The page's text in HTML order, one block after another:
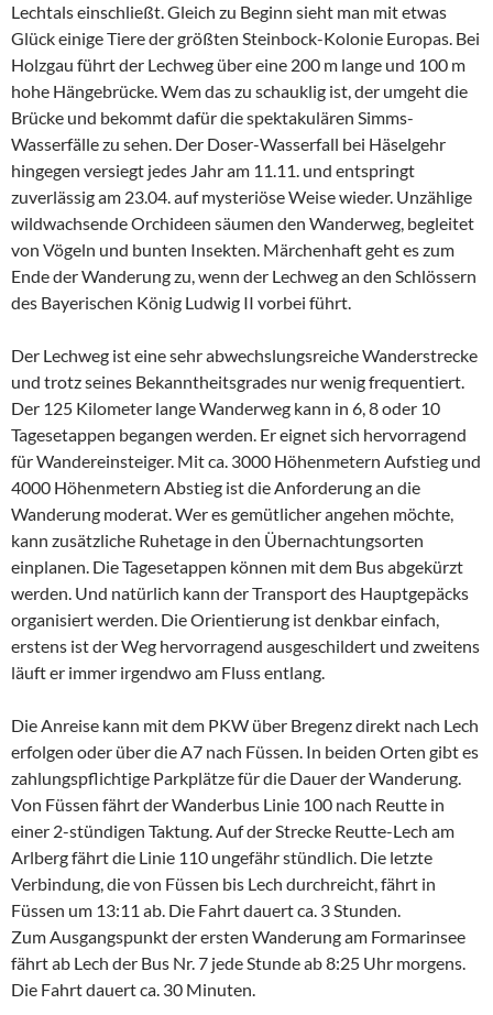
Lechtals einschließt. Gleich zu Beginn sieht man mit etwas
Glück einige Tiere der größten Steinbock-Kolonie Europas. Bei
Holzgau führt der Lechweg über eine 200 m lange und 100 m
hohe Hängebrücke. Wem das zu schauklig ist, der umgeht die
Brücke und bekommt dafür die spektakulären Simms-
Wasserfälle zu sehen. Der Doser-Wasserfall bei Häselgehr
hingegen versiegt jedes Jahr am 11.11. und entspringt
zuverlässig am 23.04. auf mysteriöse Weise wieder. Unzählige
wildwachsende Orchideen säumen den Wanderweg, begleitet
von Vögeln und bunten Insekten. Märchenhaft geht es zum
Ende der Wanderung zu, wenn der Lechweg an den Schlössern
des Bayerischen König Ludwig II vorbei führt.
Der Lechweg ist eine sehr abwechslungsreiche Wanderstrecke
und trotz seines Bekanntheitsgrades nur wenig frequentiert.
Der 125 Kilometer lange Wanderweg kann in 6, 8 oder 10
Tagesetappen begangen werden. Er eignet sich hervorragend
für Wandereinsteiger. Mit ca. 3000 Höhenmetern Aufstieg und
4000 Höhenmetern Abstieg ist die Anforderung an die
Wanderung moderat. Wer es gemütlicher angehen möchte,
kann zusätzliche Ruhetage in den Übernachtungsorten
einplanen. Die Tagesetappen können mit dem Bus abgekürzt
werden. Und natürlich kann der Transport des Hauptgepäcks
organisiert werden. Die Orientierung ist denkbar einfach,
erstens ist der Weg hervorragend ausgeschildert und zweitens
läuft er immer irgendwo am Fluss entlang.
Die Anreise kann mit dem PKW über Bregenz direkt nach Lech
erfolgen oder über die A7 nach Füssen. In beiden Orten gibt es
zahlungspflichtige Parkplätze für die Dauer der Wanderung.
Von Füssen fährt der Wanderbus Linie 100 nach Reutte in
einer 2-stündigen Taktung. Auf der Strecke Reutte-Lech am
Arlberg fährt die Linie 110 ungefähr stündlich. Die letzte
Verbindung, die von Füssen bis Lech durchreicht, fährt in
Füssen um 13:11 ab. Die Fahrt dauert ca. 3 Stunden.
Zum Ausgangspunkt der ersten Wanderung am Formarinsee
fährt ab Lech der Bus Nr. 7 jede Stunde ab 8:25 Uhr morgens.
Die Fahrt dauert ca. 30 Minuten.